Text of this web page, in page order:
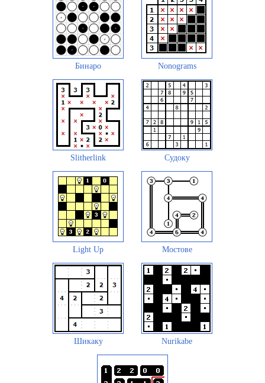
Бинаро Nonograms
Slitherlink Судоку
Light Up Мостове
Шикаку Nurikabe